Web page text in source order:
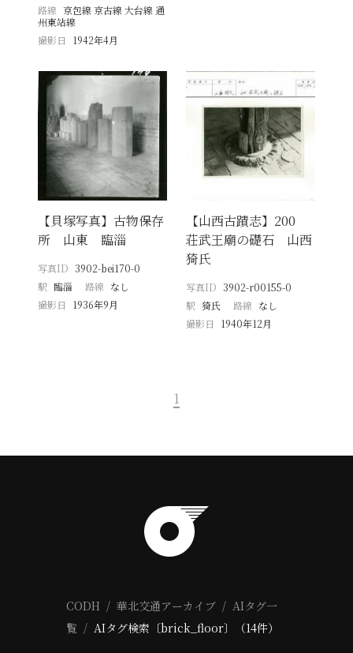
路線 京包線 京古線 大台線 通
州東站線
撮影日
1942年4月
【貝塚写真】古物保存
所 山東 臨淄
写真ID 3902-bei170-0
駅 臨淄 路線 なし
撮影日
1936年9月
【山西古蹟志】200
荘武王廟の礎石 山西
猗氏
写真ID 3902-r00155-0
駅 猗氏 路線 なし
撮影日
1940年12月
1
CODH 華北交通アーカイブ
AIタグ一
覧
AIタグ検索〔brick_floor〕（14件）